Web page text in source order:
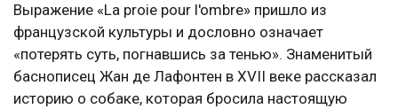
Выражение «La proie pour l'ombre» пришло из
французской культуры и дословно означает
«потерять суть, погнавшись за тенью». Знаменитый
баснописец Жан де Лафонтен в XVII веке рассказал
историю о собаке, которая бросила настоящую